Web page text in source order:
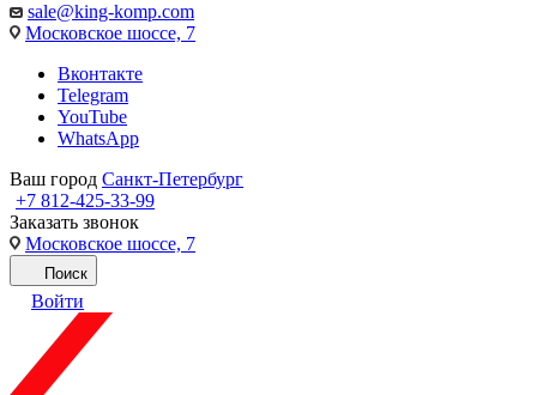
sale@king-komp.com
Московское шоссе, 7
Вконтакте
Telegram
YouTube
WhatsApp
Ваш город Санкт-Петербург
+7 812-425-33-99
Заказать звонок
Московское шоссе, 7
Поиск
Войти